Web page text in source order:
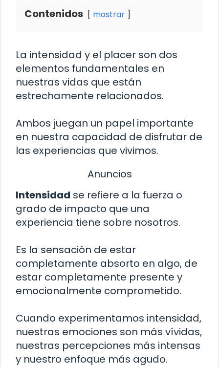
Contenidos mostrar
La intensidad y el placer son dos
elementos fundamentales en
nuestras vidas que están
estrechamente relacionados.
Ambos juegan un papel importante
en nuestra capacidad de disfrutar de
las experiencias que vivimos.
Anuncios
Intensidad se refiere a la fuerza o
grado de impacto que una
experiencia tiene sobre nosotros.
Es la sensación de estar
completamente absorto en algo, de
estar completamente presente y
emocionalmente comprometido.
Cuando experimentamos intensidad,
nuestras emociones son más vívidas,
nuestras percepciones más intensas
y nuestro enfoque más agudo.